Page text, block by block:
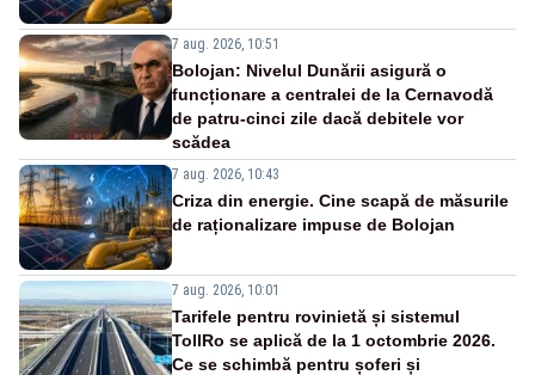
7 aug. 2026, 10:51
Bolojan: Nivelul Dunării asigură o
funcționare a centralei de la Cernavodă
de patru-cinci zile dacă debitele vor
scădea
7 aug. 2026, 10:43
Criza din energie. Cine scapă de măsurile
de raționalizare impuse de Bolojan
7 aug. 2026, 10:01
Tarifele pentru rovinietă și sistemul
TollRo se aplică de la 1 octombrie 2026.
Ce se schimbă pentru șoferi și